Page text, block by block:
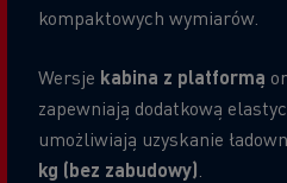
kompaktowych wymiarów.
Wersje kabina z platformą
zapewniają dodatkową
umożliwiają uzyskanie
kg (bez zabudowy)